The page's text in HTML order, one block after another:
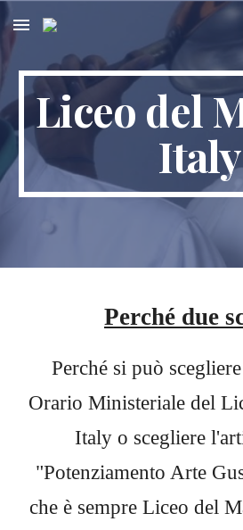
Skip to main content
Liceo del
Italy
Perché due
Perché si può
Orario Ministeriale del
Italy o scegliere
"Potenziamento Arte
che è sempre Liceo del